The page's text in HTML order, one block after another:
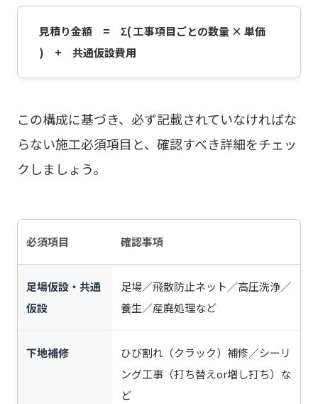
見積り金額 = Σ( 工事項目ごとの数量 × 単価
) + 共通仮設費用
この構成に基づき、必ず記載されていなければな
らない施工必須項目と、確認すべき詳細をチェッ
クしましょう。
必須項目 確認事項
足場仮設・共通
仮設
足場／飛散防止ネット／高圧洗浄／
養生／産廃処理など
下地補修
ひび割れ（クラック）補修／シーリ
ング工事（打ち替えor増し打ち）な
ど